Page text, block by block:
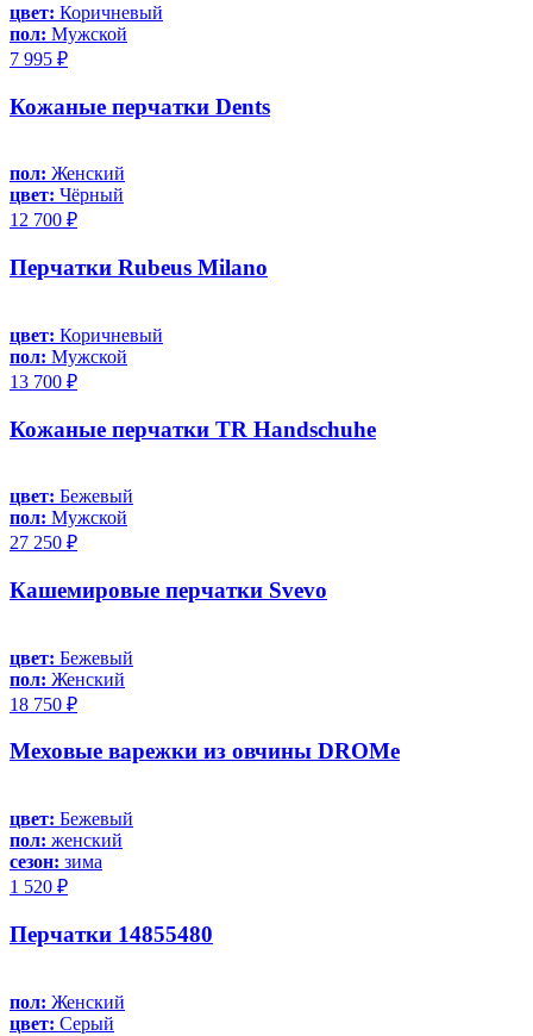
цвет: Коричневый
пол: Мужской
7 995 ₽
Кожаные перчатки Dents
пол: Женский
цвет: Чёрный
12 700 ₽
Перчатки Rubeus Milano
цвет: Коричневый
пол: Мужской
13 700 ₽
Кожаные перчатки TR Handschuhe
цвет: Бежевый
пол: Мужской
27 250 ₽
Кашемировые перчатки Svevo
цвет: Бежевый
пол: Женский
18 750 ₽
Меховые варежки из овчины DROMe
цвет: Бежевый
пол: женский
сезон: зима
1 520 ₽
Перчатки 14855480
пол: Женский
цвет: Серый